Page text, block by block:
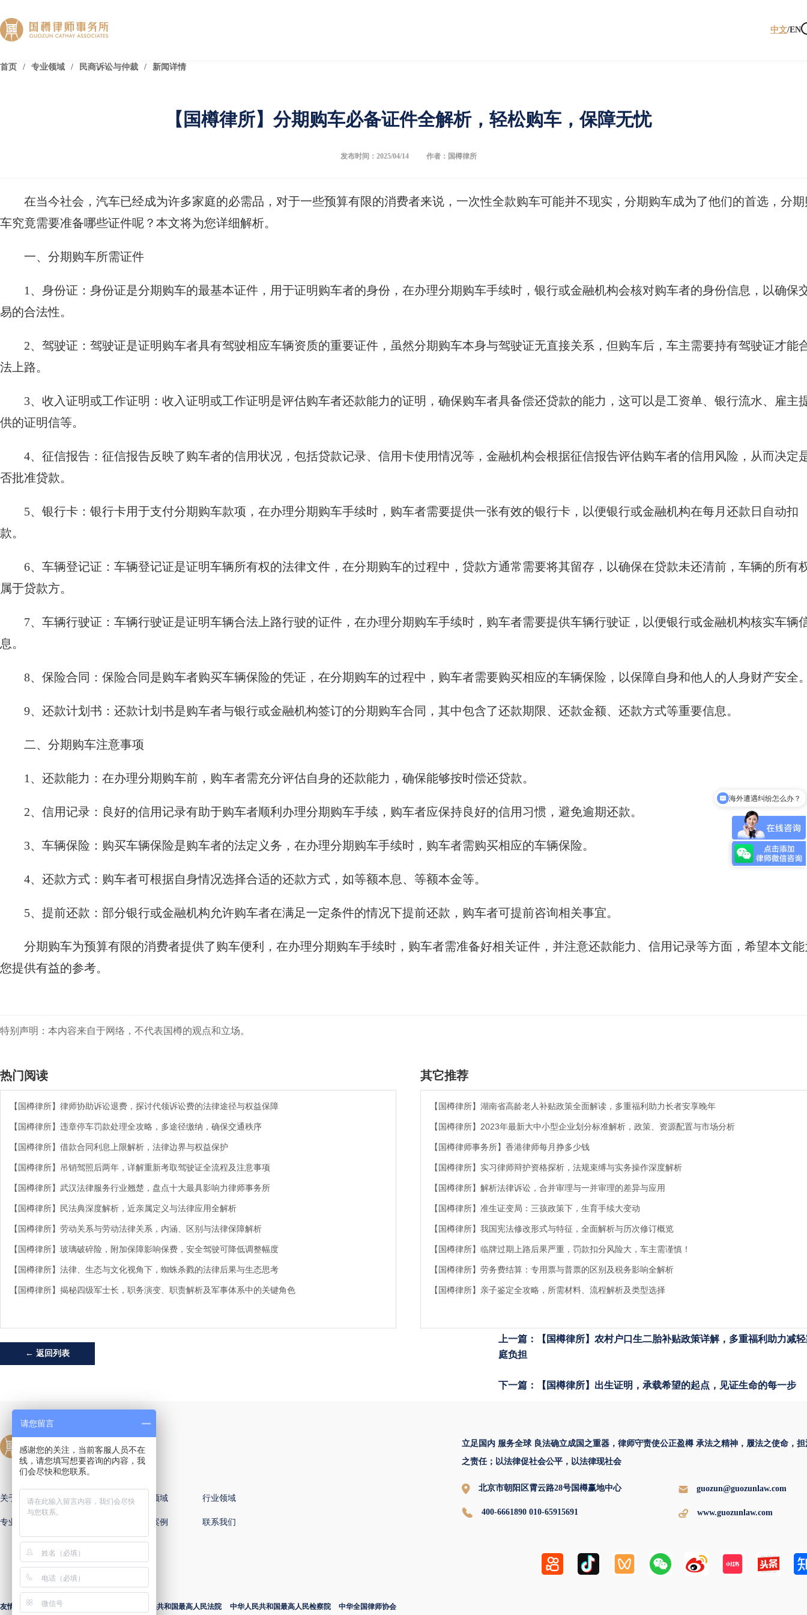
中文/EN
首页 / 专业领域 / 民商诉讼与仲裁 / 新闻详情
【国樽律所】分期购车必备证件全解析，轻松购车，保障无忧
发布时间：2025/04/14 作者：国樽律所
在当今社会，汽车已经成为许多家庭的必需品，对于一些预算有限的消费者来说，一次性全款购车可能并不现实，分期购车成为了他们的首选，分期
车究竟需要准备哪些证件呢？本文将为您详细解析。
一、分期购车所需证件
1、身份证：身份证是分期购车的最基本证件，用于证明购车者的身份，在办理分期购车手续时，银行或金融机构会核对购车者的身份信息，以确保
易的合法性。
2、驾驶证：驾驶证是证明购车者具有驾驶相应车辆资质的重要证件，虽然分期购车本身与驾驶证无直接关系，但购车后，车主需要持有驾驶证才能
法上路。
3、收入证明或工作证明：收入证明或工作证明是评估购车者还款能力的证明，确保购车者具备偿还贷款的能力，这可以是工资单、银行流水、雇主
供的证明信等。
4、征信报告：征信报告反映了购车者的信用状况，包括贷款记录、信用卡使用情况等，金融机构会根据征信报告评估购车者的信用风险，从而决定
否批准贷款。
5、银行卡：银行卡用于支付分期购车款项，在办理分期购车手续时，购车者需要提供一张有效的银行卡，以便银行或金融机构在每月还款日自动扣
款。
6、车辆登记证：车辆登记证是证明车辆所有权的法律文件，在分期购车的过程中，贷款方通常需要将其留存，以确保在贷款未还清前，车辆的所有
属于贷款方。
7、车辆行驶证：车辆行驶证是证明车辆合法上路行驶的证件，在办理分期购车手续时，购车者需要提供车辆行驶证，以便银行或金融机构核实车辆
息。
8、保险合同：保险合同是购车者购买车辆保险的凭证，在分期购车的过程中，购车者需要购买相应的车辆保险，以保障自身和他人的人身财产安全
9、还款计划书：还款计划书是购车者与银行或金融机构签订的分期购车合同，其中包含了还款期限、还款金额、还款方式等重要信息。
二、分期购车注意事项
1、还款能力：在办理分期购车前，购车者需充分评估自身的还款能力，确保能够按时偿还贷款。
2、信用记录：良好的信用记录有助于购车者顺利办理分期购车手续，购车者应保持良好的信用习惯，避免逾期还款。
3、车辆保险：购买车辆保险是购车者的法定义务，在办理分期购车手续时，购车者需购买相应的车辆保险。
4、还款方式：购车者可根据自身情况选择合适的还款方式，如等额本息、等额本金等。
5、提前还款：部分银行或金融机构允许购车者在满足一定条件的情况下提前还款，购车者可提前咨询相关事宜。
分期购车为预算有限的消费者提供了购车便利，在办理分期购车手续时，购车者需准备好相关证件，并注意还款能力、信用记录等方面，希望本文能
您提供有益的参考。
特别声明：本内容来自于网络，不代表国樽的观点和立场。
热门阅读
【国樽律所】律师协助诉讼退费，探讨代领诉讼费的法律途径与权益保障
【国樽律所】违章停车罚款处理全攻略，多途径缴纳，确保交通秩序
【国樽律所】借款合同利息上限解析，法律边界与权益保护
【国樽律所】吊销驾照后两年，详解重新考取驾驶证全流程及注意事项
【国樽律所】武汉法律服务行业翘楚，盘点十大最具影响力律师事务所
【国樽律所】民法典深度解析，近亲属定义与法律应用全解析
【国樽律所】劳动关系与劳动法律关系，内涵、区别与法律保障解析
【国樽律所】玻璃破碎险，附加保障影响保费，安全驾驶可降低调整幅度
【国樽律所】法律、生态与文化视角下，蜘蛛杀戮的法律后果与生态思考
【国樽律所】揭秘四级军士长，职务演变、职责解析及军事体系中的关键角色
其它推荐
【国樽律所】湖南省高龄老人补贴政策全面解读，多重福利助力长者安享晚年
【国樽律所】2023年最新大中小型企业划分标准解析，政策、资源配置与市场分析
【国樽律师事务所】香港律师每月挣多少钱
【国樽律所】实习律师辩护资格探析，法规束缚与实务操作深度解析
【国樽律所】解析法律诉讼，合并审理与一并审理的差异与应用
【国樽律所】准生证变局：三孩政策下，生育手续大变动
【国樽律所】我国宪法修改形式与特征，全面解析与历次修订概览
【国樽律所】临牌过期上路后果严重，罚款扣分风险大，车主需谨慎！
【国樽律所】劳务费结算：专用票与普票的区别及税务影响全解析
【国樽律所】亲子鉴定全攻略，所需材料、流程解析及类型选择
← 返回列表
上一篇：【国樽律所】农村户口生二胎补贴政策详解，多重福利助力减
庭负担
下一篇：【国樽律所】出生证明，承载希望的起点，见证生命的每一步
关于国樽 全球办公室 专业领域 行业领域
专业律师 国樽案例 联系我们
友情链接： 中华人民共和国司法部 中华人民共和国最高人民法院 中华人民共和国最高人民检察院 中华全国律师协会
立足国内 服务全球 良法确立成国之重器，律师守责使公正盈樽 承法之精神，履法之使命，担
之责任；以法律促社会公平，以法律现社会
北京市朝阳区霄云路28号国樽赢地中心 guozun@guozunlaw.com
400-6661890 010-65915691 www.guozunlaw.com
海外遭遇纠纷怎么办？
请涉外律师需要多少费用？
请您留言
感谢您的关注，当前客服人员不在
线，请您填写想要咨询的内容，我
们会尽快和您联系。